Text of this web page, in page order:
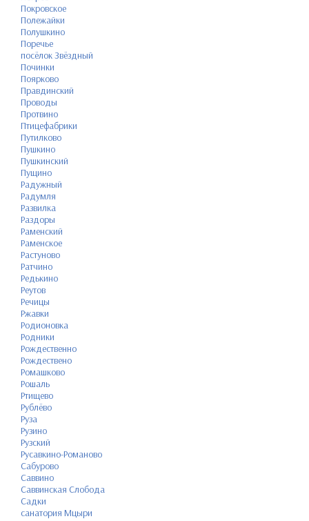
Покровское
Полежайки
Полушкино
Поречье
посёлок Звёздный
Починки
Поярково
Правдинский
Проводы
Протвино
Птицефабрики
Путилково
Пушкино
Пушкинский
Пущино
Радужный
Радумля
Развилка
Раздоры
Раменский
Раменское
Растуново
Ратчино
Редькино
Реутов
Речицы
Ржавки
Родионовка
Родники
Рождественно
Рождествено
Ромашково
Рошаль
Ртищево
Рублёво
Руза
Рузино
Рузский
Русавкино-Романово
Сабурово
Саввино
Саввинская Слобода
Садки
санатория Мцыри